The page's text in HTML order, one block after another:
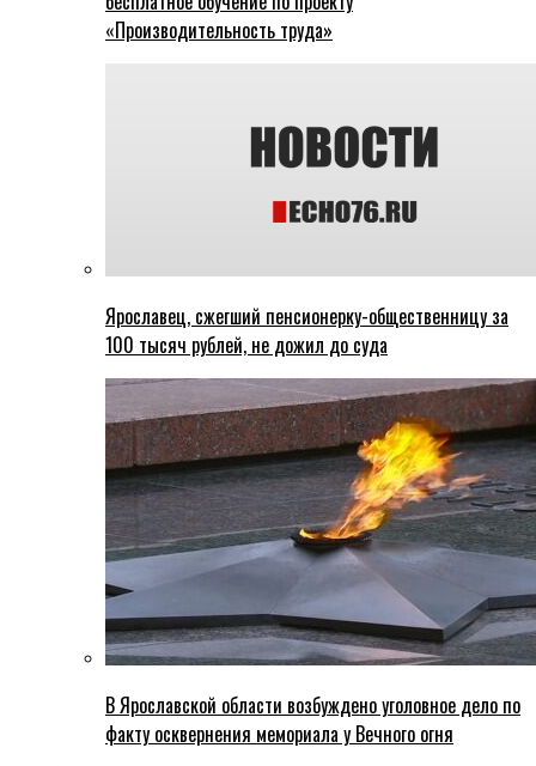
«Производительность труда»
Ярославец, сжегший пенсионерку-общественницу за
100 тысяч рублей, не дожил до суда
В Ярославской области возбуждено уголовное дело по
факту осквернения мемориала у Вечного огня